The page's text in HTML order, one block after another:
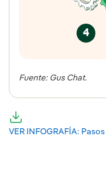
4
Fuente: Gus Chat.
VER INFOGRAFÍA: